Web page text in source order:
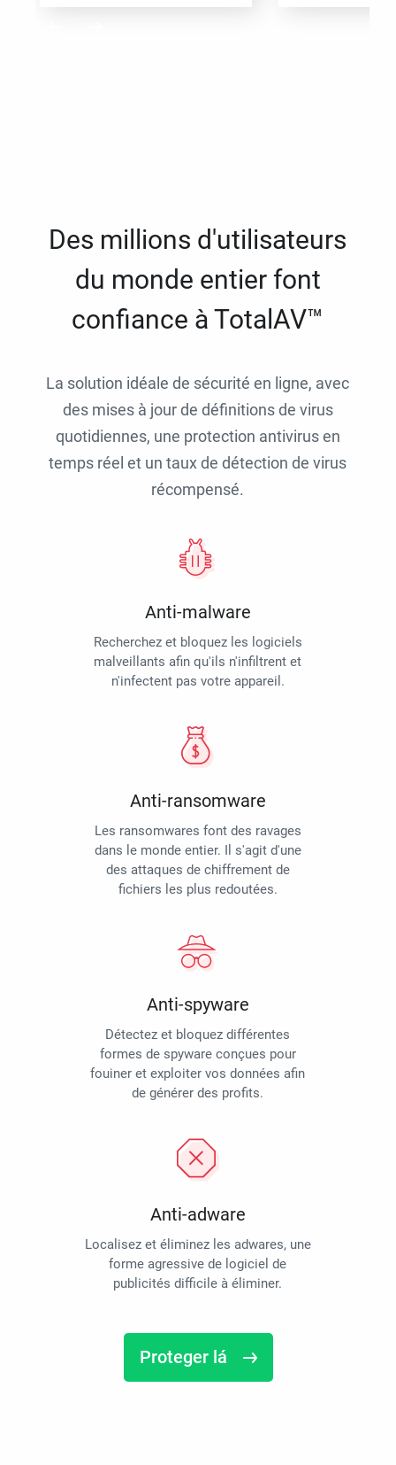
Des millions d'utilisateurs
du monde entier font
confiance à TotalAV™
La solution idéale de sécurité en ligne, avec
des mises à jour de définitions de virus
quotidiennes, une protection antivirus en
temps réel et un taux de détection de virus
récompensé.
Anti-malware
Recherchez et bloquez les logiciels
malveillants afin qu'ils n'infiltrent et
n'infectent pas votre appareil.
Anti-ransomware
Les ransomwares font des ravages
dans le monde entier. Il s'agit d'une
des attaques de chiffrement de
fichiers les plus redoutées.
Anti-spyware
Détectez et bloquez différentes
formes de spyware conçues pour
fouiner et exploiter vos données afin
de générer des profits.
Anti-adware
Localisez et éliminez les adwares, une
forme agressive de logiciel de
publicités difficile à éliminer.
Proteger lá